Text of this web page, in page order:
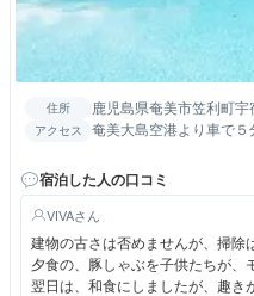
住所 鹿児島県奄美市笠利町
アクセス
奄美大島空港より車で
宿泊した人の口コミ
VIVA
建物の古さは否めませんが、掃除
夕食の、豚しゃぶを子供たちが、
翌日は、和食にしましたが、趣き